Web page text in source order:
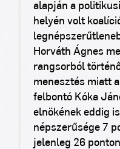
alapján a
helyén volt
Horváth Ágnes
rangsorból
menesztés miatt
felbontó Kóka
elnökének eddig
népszerűsége 7
jelenleg 26